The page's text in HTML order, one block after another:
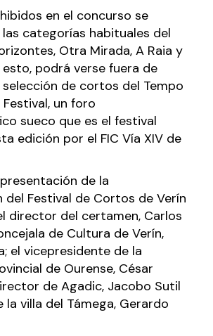
en el concurso se
categorías habituales del
Otra Mirada, A Raia y
esto, podrá verse fuera de
de cortos del Tempo
un foro
sueco que es el festival
edición por el FIC Vía XIV de
de la
del Festival de Cortos de Verín
director del certamen, Carlos
de Cultura de Verín,
el vicepresidente de la
de Ourense, César
de Agadic, Jacobo Sutil
la villa del Támega, Gerardo